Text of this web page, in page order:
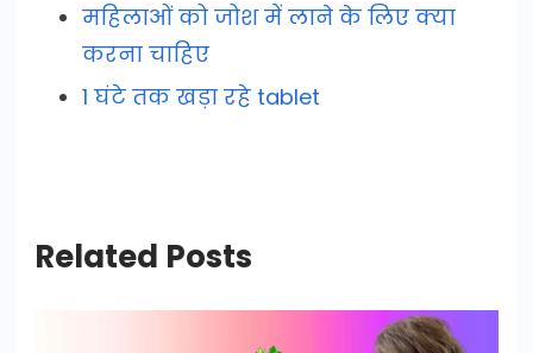
महिलाओं को जोश में लाने के लिए क्या
करना चाहिए
1 घंटे तक खड़ा रहे tablet
Related Posts